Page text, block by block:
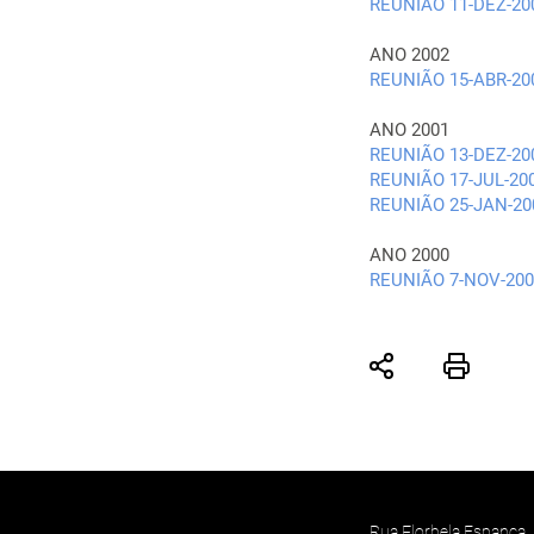
REUNIÃO 11-DEZ-
ANO 2002
REUNIÃO 15-ABR-
ANO 2001
REUNIÃO 13-DEZ-
REUNIÃO 17-JUL-
REUNIÃO 25-JAN-
ANO 2000
REUNIÃO 7-NOV-